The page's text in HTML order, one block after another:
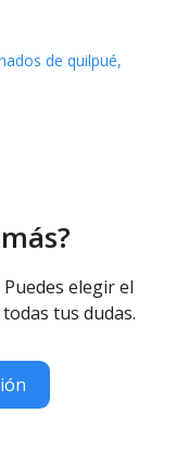
de quilpué,
elegir el
tus dudas.